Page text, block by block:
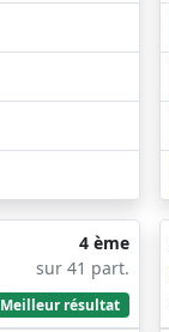
4 ème
sur 41 part.
Meilleur résultat